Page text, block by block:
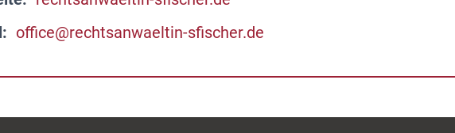
office@rechtsanwaeltin-sfischer.de